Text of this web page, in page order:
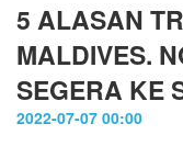
5 ALASAN
MALDIVES.
SEGERA KE
2022-07-07 00:00